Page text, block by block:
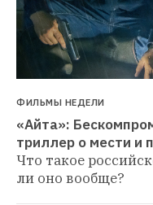
ФИЛЬМЫ НЕДЕЛИ
«Айта»:
триллер о мести и
Что такое
ли оно вообще?